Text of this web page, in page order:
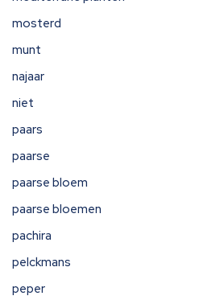
mosterd
munt
najaar
niet
paars
paarse
paarse bloem
paarse bloemen
pachira
pelckmans
peper